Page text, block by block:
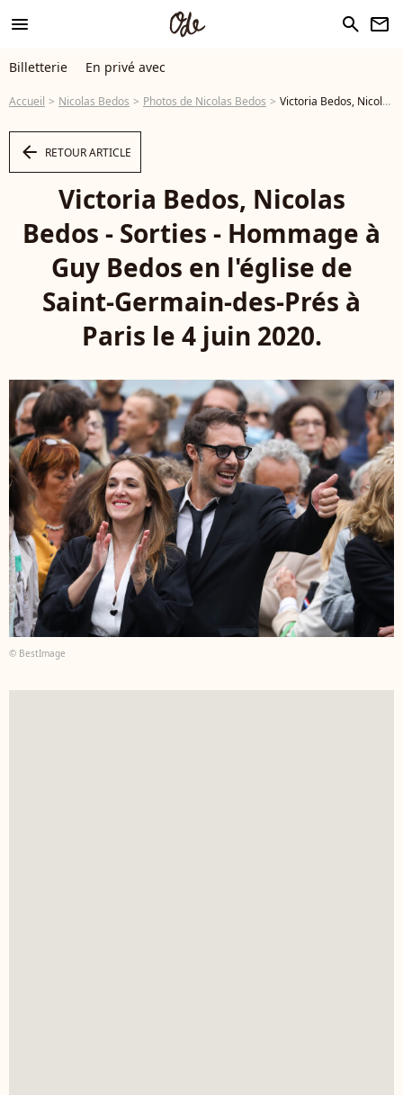
menu search newsletter
Billetterie En privé avec
Accueil Nicolas Bedos Photos de Nicolas Bedos Victoria Bedos, Nicolas Bedos - Sorties - Hommage à Guy Bedos en l'église de Saint-Germain-des-Prés à Paris le 4 juin 2020.
arrow_left RETOUR ARTICLE
Victoria Bedos, Nicolas
Bedos - Sorties - Hommage à
Guy Bedos en l'église de
Saint-Germain-des-Prés à
Paris le 4 juin 2020.
© BestImage